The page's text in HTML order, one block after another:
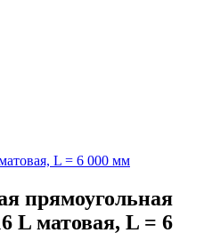
L = 6 000 мм
прямоугольная
L матовая, L = 6